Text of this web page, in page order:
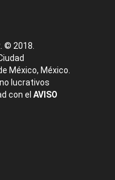
© 2018.
México, México.
lucrativos
con el AVISO